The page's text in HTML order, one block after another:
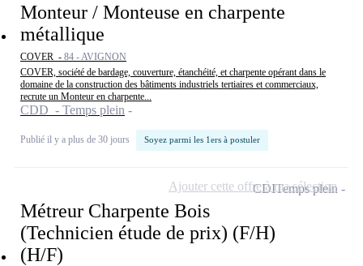
Monteur / Monteuse en charpente
métallique
COVER - 84 - AVIGNON
COVER, société de bardage, couverture, étanchéité, et charpente opérant dans le
domaine de la construction des bâtiments industriels tertiaires et commerciaux,
recrute un Monteur en charpente...
CDD - Temps plein
Publié il y a plus de 30 jours Soyez parmi les 1ers à postuler
Métreur Charpente Bois
(Technicien étude de prix) (F/H)
(H/F)
CDITemps plein
Ajouter cette offre à ma sélection